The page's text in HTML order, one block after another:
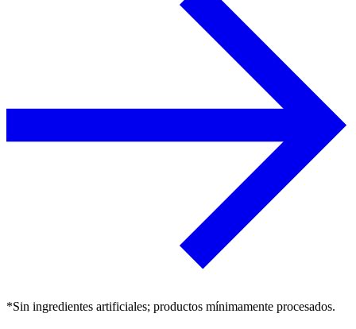
*Sin ingredientes artificiales; productos mínimamente procesados.